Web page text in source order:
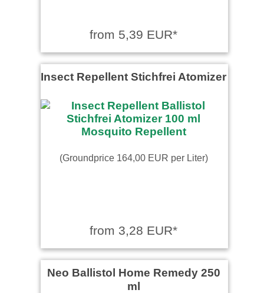
from 5,39 EUR*
Insect Repellent Stichfrei Atomizer
(Groundprice 164,00 EUR per Liter)
from 3,28 EUR*
Neo Ballistol Home Remedy 250
ml